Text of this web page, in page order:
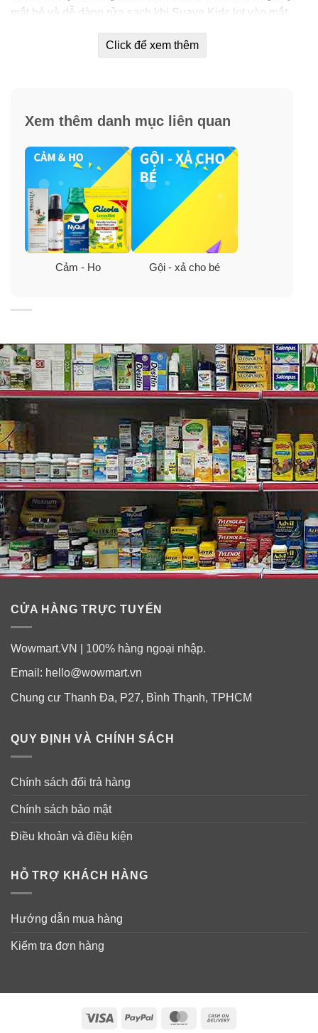
mắt bé và dễ dàng rửa sạch khi Suave Kids lọt vào mắt
với nước sạch. Bé sẽ thích thú với hương dịu ngọt của
Wonder và vui đùa thỏa thích suốt cả ngày .
Thành phần chính: Vitamin E chiết xuất từ tự nhiên,
bổ sung thêm dưỡng chất, bảo vệ làn da bé từ bên
trong, không gây kích ứng da, không chứa chất xà
phòng.
+ Suave Kids 3 in 1 không cay mắt, không gây kích ứng
của bé.
+ Với hương thơm trái cây dễ chịu mang lại cho bé làn
da sạch khuẩn và thơm lâu.
Lưu ý:
– Giữ xa tầm tay trẻ em.
– Sản phẩm chỉ sử dụng ngoài da.
– Ngưng sử dụng nếu bị kích ứng.
Click để xem thêm
Xem thêm danh mục liên quan
Cảm - Ho Gội - xả cho bé
CỬA HÀNG TRỰC TUYẾN
Wowmart.VN | 100% hàng ngoại nhập.
Email: hello@wowmart.vn
Chung cư Thanh Đa, P27, Bình Thạnh, TPHCM
QUY ĐỊNH VÀ CHÍNH SÁCH
Chính sách đổi trả hàng
Chính sách bảo mật
Điều khoản và điều kiện
HỖ TRỢ KHÁCH HÀNG
Hướng dẫn mua hàng
Kiểm tra đơn hàng
Visa PayPal MasterCard